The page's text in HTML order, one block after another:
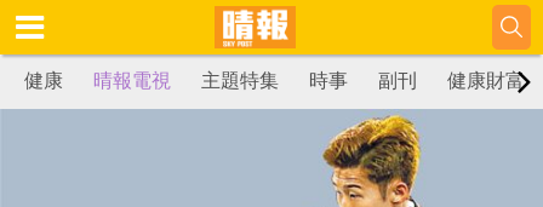
健康 晴報電視 主題特集 時事 副刊 健康財富